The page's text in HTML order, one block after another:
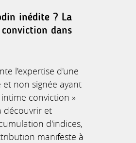
inédite ? La
dans
l'expertise d'une
non signée ayant
conviction »
découvrir et
d'indices,
manifeste à